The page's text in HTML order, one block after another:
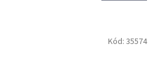
Kód: 35574